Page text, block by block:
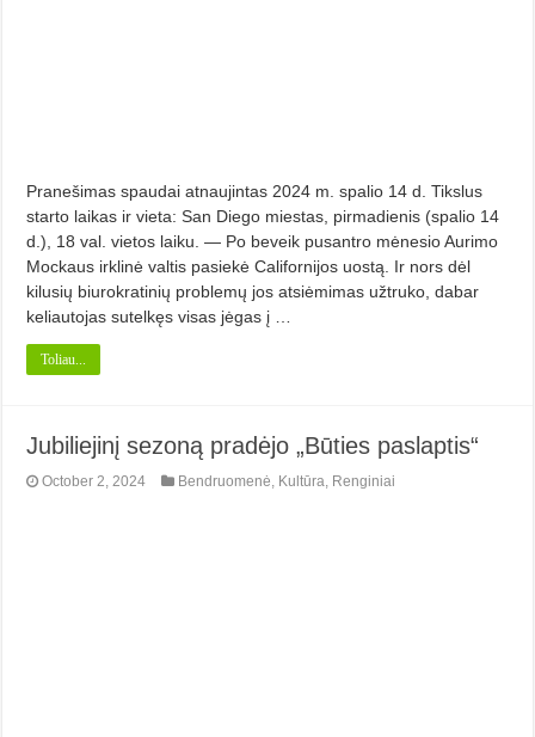
Pranešimas spaudai atnaujintas 2024 m. spalio 14 d. Tikslus
starto laikas ir vieta: San Diego miestas, pirmadienis (spalio 14
d.), 18 val. vietos laiku. — Po beveik pusantro mėnesio Aurimo
Mockaus irklinė valtis pasiekė Californijos uostą. Ir nors dėl
kilusių biurokratinių problemų jos atsiėmimas užtruko, dabar
keliautojas sutelkęs visas jėgas į …
Toliau...
Jubiliejinį sezoną pradėjo „Būties paslaptis“
October 2, 2024 Bendruomenė, Kultūra, Renginiai